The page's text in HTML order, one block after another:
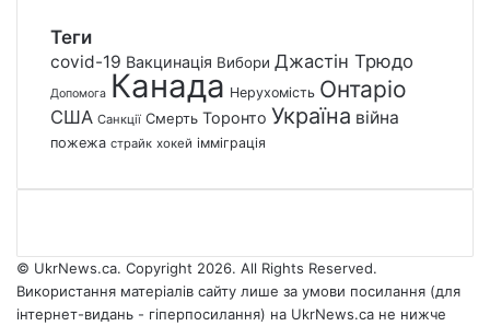
Теги
covid-19 Вакцинація Вибори Джастін Трюдо
Допомога Канада Нерухомість Онтаріо
США Санкції Смерть Торонто Україна війна
пожежа страйк хокей імміграція
© UkrNews.ca. Copyright 2026. All Rights Reserved.
Використання матеріалів сайту лише за умови посилання (для
інтернет-видань - гіперпосилання) на UkrNews.ca не нижче